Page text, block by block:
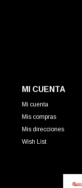
MI CUENTA
Mi cuenta
Mis compras
Mis direcciones
Wish List